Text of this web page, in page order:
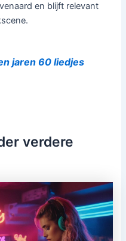
en blijft relevant
jaren 60 liedjes
verdere